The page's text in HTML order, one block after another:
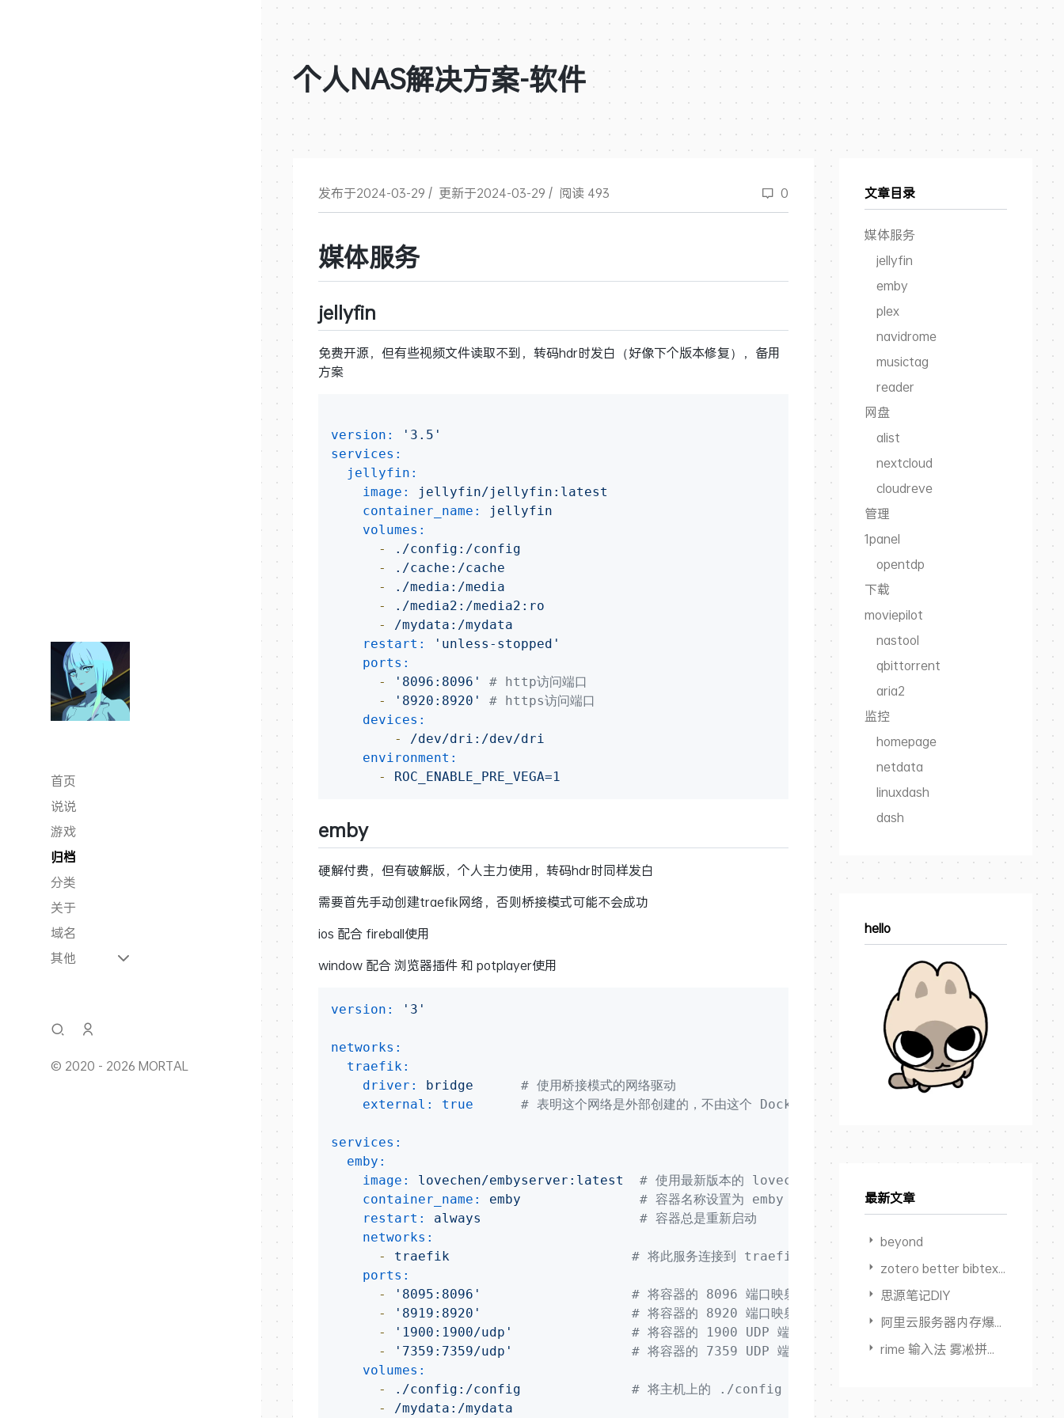
首页
说说
游戏
归档
分类
关于
域名
其他
© 2020 - 2026 MORTAL
个人NAS解决方案-软件
发布于2024-03-29 / 更新于2024-03-29 / 阅读 493 0
媒体服务
jellyfin
免费开源，但有些视频文件读取不到，转码hdr时发白（好像下个版本修复），备用
方案
version:
'3.5'
services:
jellyfin:
image:
jellyfin/jellyfin:latest
container_name:
jellyfin
volumes:
-
./config:/config
-
./cache:/cache
-
./media:/media
-
./media2:/media2:ro
-
/mydata:/mydata
restart:
'unless-stopped'
ports:
-
'8096:8096'
# http访问端口
-
'8920:8920'
# https访问端口
devices:
-
/dev/dri:/dev/dri
environment:
-
ROC_ENABLE_PRE_VEGA=1
emby
硬解付费，但有破解版，个人主力使用，转码hdr时同样发白
需要首先手动创建traefik网络，否则桥接模式可能不会成功
ios 配合 fireball使用
window 配合 浏览器插件 和 potplayer使用
version: '3'
networks:
traefik:
driver:
bridge
# 使用桥接模式的网络驱动
external:
true # 表明这个网络是外部创建的，不由这个 Docker Compose 文件管理
services:
emby:
image:
lovechen/embyserver:latest
# 使用最新版本的 lovechen/embyserver 镜像
container_name:
emby
# 容器名称设置为 emby
restart:
always
# 容器总是重新启动
networks:
-
traefik
# 将此服务连接到 traefik 网络
ports:
-
'8095:8096'
# 将容器的 8096 端口映射到主机的 8096 端口
-
'8919:8920'
# 将容器的 8920 端口映射到主机的 8920 端口
-
'1900:1900/udp'
# 将容器的 1900 UDP 端口映射到主机的 1900 UDP 端口
-
'7359:7359/udp'
# 将容器的 7359 UDP 端口映射到主机的 7359 UDP 端口
volumes:
-
./config:/config
# 将主机上的 ./config 目录挂载到容器的 /config
-
/mydata:/mydata
文章目录
媒体服务
jellyfin
emby
plex
navidrome
musictag
reader
网盘
alist
nextcloud
cloudreve
管理
1panel
opentdp
下载
moviepilot
nastool
qbittorrent
aria2
监控
homepage
netdata
linuxdash
dash
hello
最新文章
beyond
zotero better bibtex 限制输出作者数量
思源笔记DIY
阿里云服务器内存爆满卡死但 Swap占用为0
rime 输入法 雾凇拼音 多端同步方案